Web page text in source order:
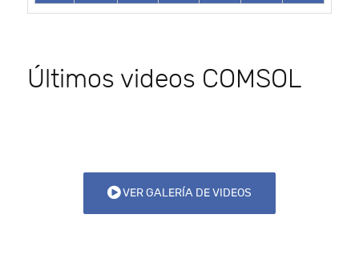
Últimos videos COMSOL
VER GALERÍA DE VIDEOS